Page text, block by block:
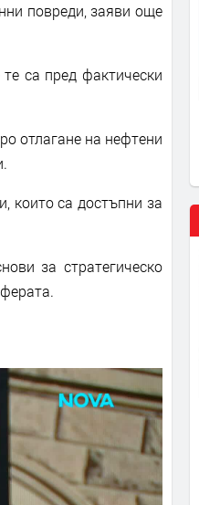
повреди, заяви още
са пред фактически
отлагане на нефтени
които са достъпни за
за стратегическо